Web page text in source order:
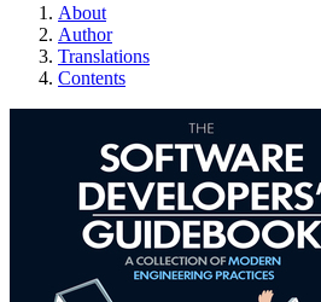
About
Author
Translations
Contents